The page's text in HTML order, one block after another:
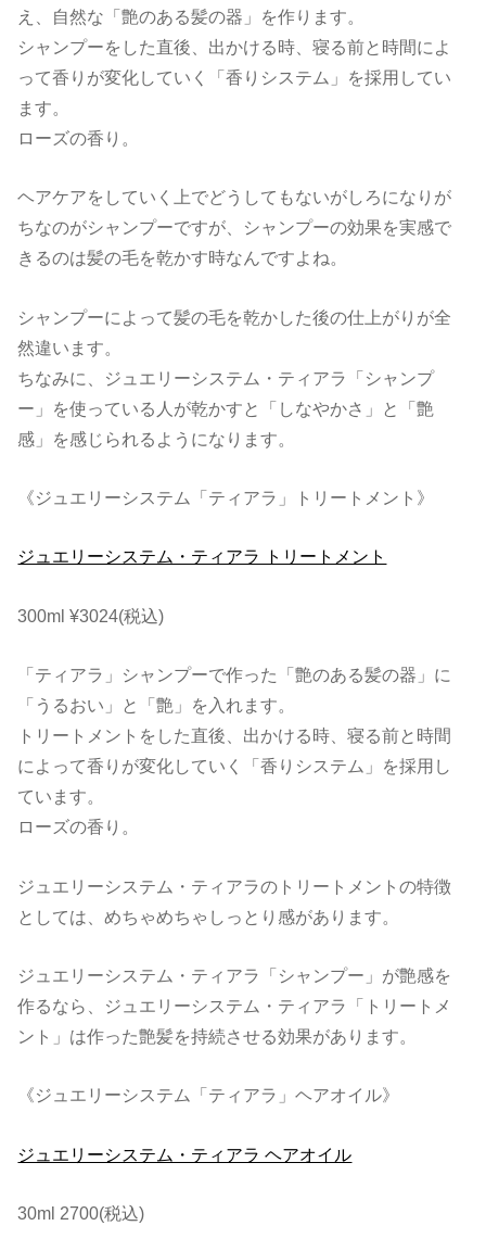
え、自然な「艶のある髪の器」を作ります。
シャンプーをした直後、出かける時、寝る前と時間によ
って香りが変化していく「香りシステム」を採用してい
ます。
ローズの香り。
ヘアケアをしていく上でどうしてもないがしろになりが
ちなのがシャンプーですが、シャンプーの効果を実感で
きるのは髪の毛を乾かす時なんですよね。
シャンプーによって髪の毛を乾かした後の仕上がりが全
然違います。
ちなみに、ジュエリーシステム・ティアラ「シャンプ
ー」を使っている人が乾かすと「しなやかさ」と「艶
感」を感じられるようになります。
《ジュエリーシステム「ティアラ」トリートメント》
ジュエリーシステム・ティアラ トリートメント
300ml ¥3024(税込)
「ティアラ」シャンプーで作った「艶のある髪の器」に
「うるおい」と「艶」を入れます。
トリートメントをした直後、出かける時、寝る前と時間
によって香りが変化していく「香りシステム」を採用し
ています。
ローズの香り。
ジュエリーシステム・ティアラのトリートメントの特徴
としては、めちゃめちゃしっとり感があります。
ジュエリーシステム・ティアラ「シャンプー」が艶感を
作るなら、ジュエリーシステム・ティアラ「トリートメ
ント」は作った艶髪を持続させる効果があります。
《ジュエリーシステム「ティアラ」ヘアオイル》
ジュエリーシステム・ティアラ ヘアオイル
30ml 2700(税込)